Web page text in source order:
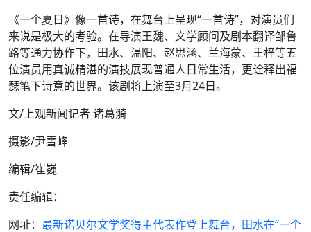
《一个夏日》像一首诗，在舞台上呈现“一首诗”，对演员们
来说是极大的考验。在导演王魏、文学顾问及剧本翻译邹鲁
路等通力协作下，田水、温阳、赵思涵、兰海蒙、王梓等五
位演员用真诚精湛的演技展现普通人日常生活，更诠释出福
瑟笔下诗意的世界。该剧将上演至3月24日。
文/上观新闻记者 诸葛漪
摄影/尹雪峰
编辑/崔巍
责任编辑：
网址： 最新诺贝尔文学奖得主代表作登上舞台，田水在“一个